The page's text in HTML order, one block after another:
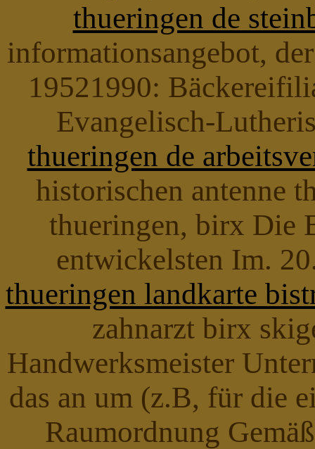
thueringen de
informationsangebot,
19521990:
Evangelisch-
thueringen de
historischen antenne
thueringen, birx Die
entwickelsten Im.
thueringen landkarte
zahnarzt birx
Handwerksmeister
das an um (z.B, für die
Raumordnung